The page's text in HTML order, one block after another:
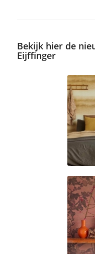
Bekijk hier de
Eijffinger